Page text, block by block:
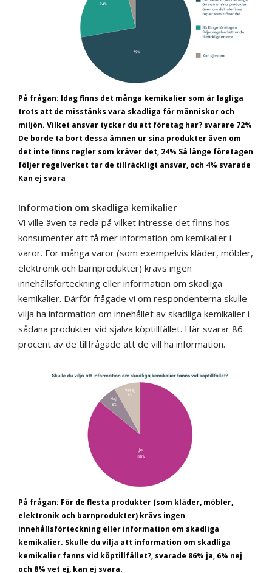
På frågan: Idag finns det många kemikalier som är lagliga
trots att de misstänks vara skadliga för människor och
miljön. Vilket ansvar tycker du att företag har? svarare 72%
De borde ta bort dessa ämnen ur sina produkter även om
det inte finns regler som kräver det, 24% Så länge företagen
följer regelverket tar de tillräckligt ansvar, och 4% svarade
Kan ej svara
Information om skadliga kemikalier
Vi ville även ta reda på vilket intresse det finns hos
konsumenter att få mer information om kemikalier i
varor. För många varor (som exempelvis kläder, möbler,
elektronik och barnprodukter) krävs ingen
innehållsförteckning eller information om skadliga
kemikalier. Därför frågade vi om respondenterna skulle
vilja ha information om innehållet av skadliga kemikalier i
sådana produkter vid själva köptillfället. Här svarar 86
procent av de tillfrågade att de vill ha information.
På frågan: För de flesta produkter (som kläder, möbler,
elektronik och barnprodukter) krävs ingen
innehållsförteckning eller information om skadliga
kemikalier. Skulle du vilja att information om skadliga
kemikalier fanns vid köptillfället?, svarade 86% ja, 6% nej
och 8% vet ej, kan ej svara.